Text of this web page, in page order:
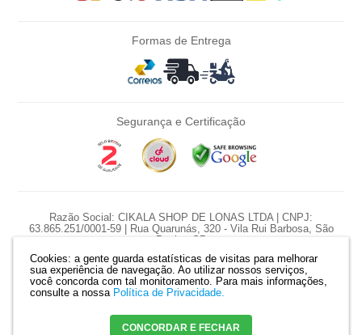
Cookies: a gente guarda estatísticas de visitas para melhorar
sua experiência de navegação. Ao utilizar nossos serviços,
você concorda com tal monitoramento. Para mais informações,
consulte a nossa Política de Privacidade.
CONCORDAR E FECHAR
Formas de Entrega
Segurança e Certificação
Razão Social: CIKALA SHOP DE LONAS LTDA | CNPJ:
63.865.251/0001-59 | Rua Quarunás, 320 - Vila Rui Barbosa, São
Paulo - SP
*Nossas promoções são diárias e pontuais, preço e estoque sujeito a
variação diariamente.
*Produtos serão reservados somente com pagamento confirmado. |
Mapa do site